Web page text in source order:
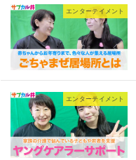
エンターテイメント
エンターテイメント